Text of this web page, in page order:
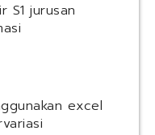
S1 jurusan
excel